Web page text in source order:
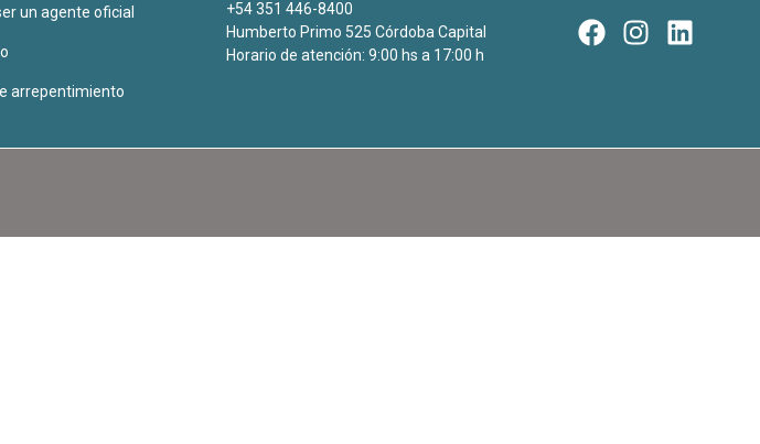
un agente oficial
arrepentimiento
+54 351 446-8400
Humberto Primo 525 Córdoba Capital
Horario de atención: 9:00 hs a 17:00 h